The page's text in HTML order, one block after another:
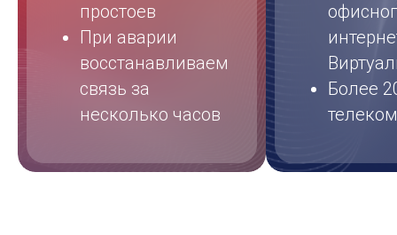
простоев
При аварии
восстанавливаем
связь за
несколько часов
Более